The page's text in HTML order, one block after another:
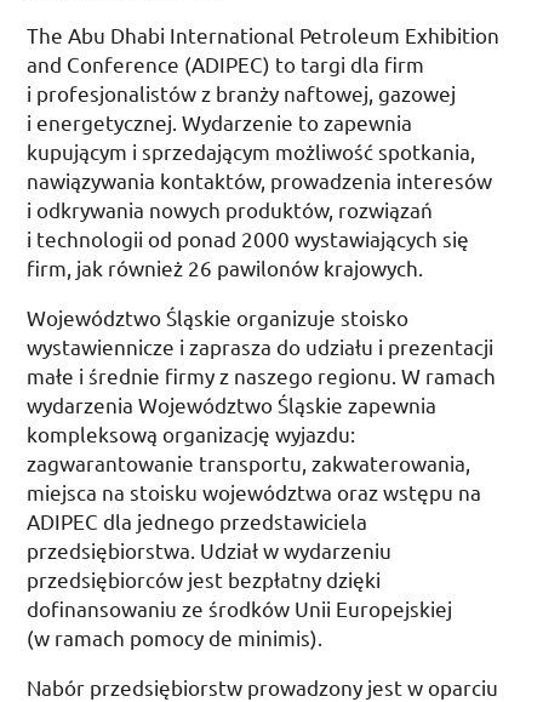
The Abu Dhabi International Petroleum Exhibition
and Conference (ADIPEC) to targi dla firm
i profesjonalistów z branży naftowej, gazowej
i energetycznej. Wydarzenie to zapewnia
kupującym i sprzedającym możliwość spotkania,
nawiązywania kontaktów, prowadzenia interesów
i odkrywania nowych produktów, rozwiązań
i technologii od ponad 2000 wystawiających się
firm, jak również 26 pawilonów krajowych.
Województwo Śląskie organizuje stoisko
wystawiennicze i zaprasza do udziału i prezentacji
małe i średnie firmy z naszego regionu. W ramach
wydarzenia Województwo Śląskie zapewnia
kompleksową organizację wyjazdu:
zagwarantowanie transportu, zakwaterowania,
miejsca na stoisku województwa oraz wstępu na
ADIPEC dla jednego przedstawiciela
przedsiębiorstwa. Udział w wydarzeniu
przedsiębiorców jest bezpłatny dzięki
dofinansowaniu ze środków Unii Europejskiej
(w ramach pomocy de minimis).
Nabór przedsiębiorstw prowadzony jest w oparciu